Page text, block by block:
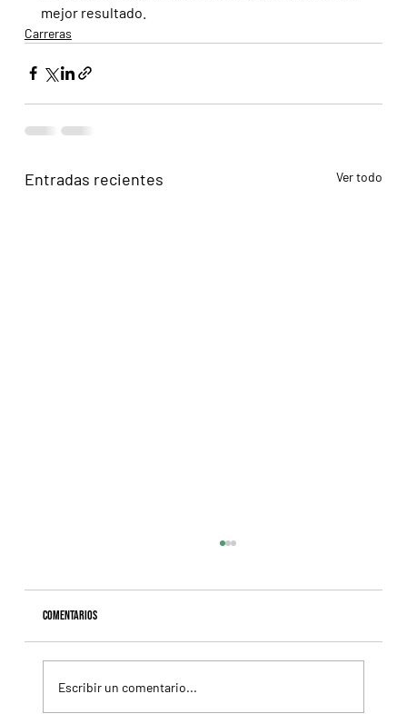
mejor resultado.
Carreras
Entradas recientes Ver todo
Comentarios
Escribir un comentario...